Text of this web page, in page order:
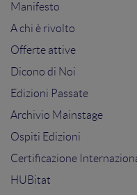
Manifesto
A chi è rivolto
Offerte attive
Dicono di Noi
Edizioni Passate
Archivio Mainstage
Ospiti Edizioni
Certificazione
HUBitat